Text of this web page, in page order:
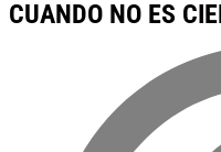
CUANDO NO ES